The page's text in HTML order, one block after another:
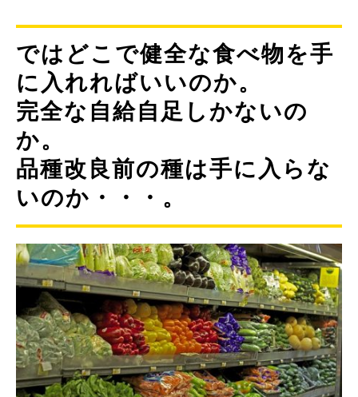
ではどこで健全な食べ物を手
に入れればいいのか。
完全な自給自足しかないの
か。
品種改良前の種は手に入らな
いのか・・・。